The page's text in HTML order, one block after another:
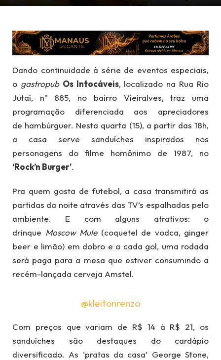
Dando continuidade à série de eventos especiais,
o gastropub Os Intocáveis, localizado na Rua Rio
Jutaí, nº 885, no bairro Vieiralves, traz uma
programação diferenciada aos apreciadores
de hambúrguer. Nesta quarta (15), a partir das 18h,
a casa serve sanduíches inspirados nos
personagens do filme homônimo de 1987, no
‘Rock’n Burger’.
Pra quem gosta de futebol, a casa transmitirá as
partidas da noite através das TV’s espalhadas pelo
ambiente. E com alguns atrativos: o
drinque Moscow Mule(coquetel de vodca, ginger
beer e limão) em dobro e a cada gol, uma rodada
será paga para a mesa que estiver consumindo a
recém-lançada cerveja Amstel.
@kleitonrenzo
Com preços que variam de R$ 14 á R$ 21, os
sanduíches são destaques do cardápio
diversificado. As ‘pratas da casa’ George Stone,